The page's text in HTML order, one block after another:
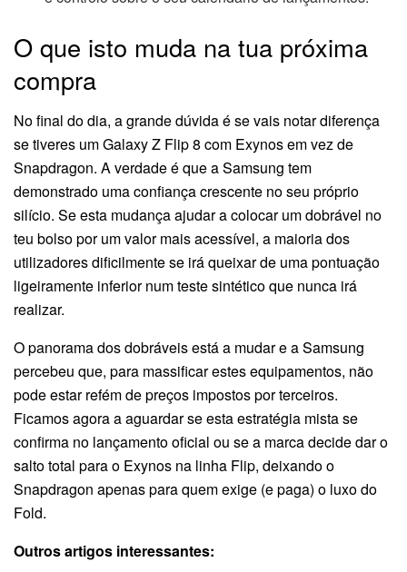
O que isto muda na tua próxima
compra
No final do dia, a grande dúvida é se vais notar diferença
se tiveres um Galaxy Z Flip 8 com Exynos em vez de
Snapdragon. A verdade é que a Samsung tem
demonstrado uma confiança crescente no seu próprio
silício. Se esta mudança ajudar a colocar um dobrável no
teu bolso por um valor mais acessível, a maioria dos
utilizadores dificilmente se irá queixar de uma pontuação
ligeiramente inferior num teste sintético que nunca irá
realizar.
O panorama dos dobráveis está a mudar e a Samsung
percebeu que, para massificar estes equipamentos, não
pode estar refém de preços impostos por terceiros.
Ficamos agora a aguardar se esta estratégia mista se
confirma no lançamento oficial ou se a marca decide dar o
salto total para o Exynos na linha Flip, deixando o
Snapdragon apenas para quem exige (e paga) o luxo do
Fold.
Outros artigos interessantes: